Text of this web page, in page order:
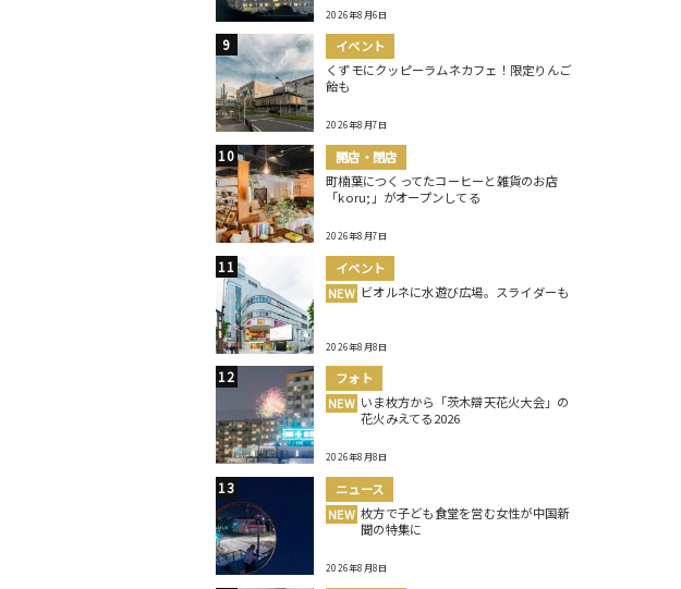
2026年8月6日
イベント
くずモにクッピーラムネカフェ！限定りんご
飴も
2026年8月7日
開店・閉店
町楠葉につくってたコーヒーと雑貨のお店
「koru;」がオープンしてる
2026年8月7日
イベント
NEW ビオルネに水遊び広場。スライダーも
2026年8月8日
フォト
NEW いま枚方から「茨木辯天花火大会」の
花火みえてる2026
2026年8月8日
ニュース
NEW 枚方で子ども食堂を営む女性が中国新
聞の特集に
2026年8月8日